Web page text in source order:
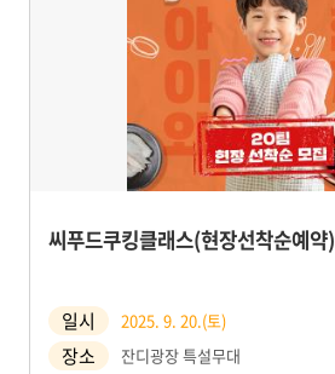
씨푸드쿠킹클래스(현장선착순예약)
일시 2025. 9. 20.(토)
장소 잔디광장 특설무대